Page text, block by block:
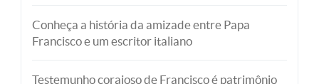
Conheça a história da amizade entre Papa
Francisco e um escritor italiano
Testemunho corajoso de Francisco é patrimônio